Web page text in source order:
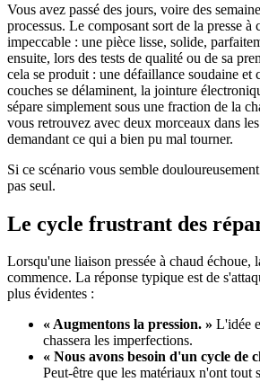
Vous avez passé des jours, voire des
processus. Le composant sort de la presse à
impeccable : une pièce lisse, solide,
ensuite, lors des tests de qualité ou de sa
cela se produit : une défaillance soudaine et
couches se délaminent, la jointure
sépare simplement sous une fraction de la
vous retrouvez avec deux morceaux dans
demandant ce qui a bien pu mal tourner.
Si ce scénario vous semble
pas seul.
Le cycle frustrant des
Lorsqu'une liaison pressée à chaud échoue,
commence. La réponse typique est de
plus évidentes :
« Augmentons la pression. » L'idée
chassera les imperfections.
« Nous avons besoin d'un cycle de
Peut-être que les matériaux n'ont tout